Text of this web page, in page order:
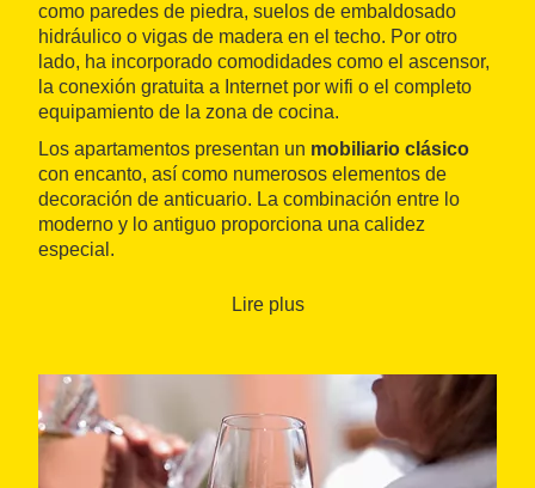
como paredes de piedra, suelos de embaldosado
hidráulico o vigas de madera en el techo. Por otro
lado, ha incorporado comodidades como el ascensor,
la conexión gratuita a Internet por wifi o el completo
equipamiento de la zona de cocina.
Los apartamentos presentan un mobiliario clásico
con encanto, así como numerosos elementos de
decoración de anticuario. La combinación entre lo
moderno y lo antiguo proporciona una calidez
especial.
descubrir tras las esquinas sus puntos de interés
los vinos de las denominaciones
Prioraty Montsant
.
Igualmente, vale la pena dejarse guiar por el Priorat
del aceite y los senderos del entorno, hasta el
Parque
Natural de la Sierra de Montsant.
Lire plus